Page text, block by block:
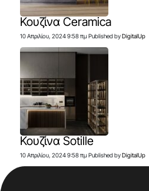
Κουζίνα Ceramica
10 Απριλίου, 2024 9:58 πμ Published by DigitalUp
Κουζίνα Sotille
10 Απριλίου, 2024 9:58 πμ Published by DigitalUp